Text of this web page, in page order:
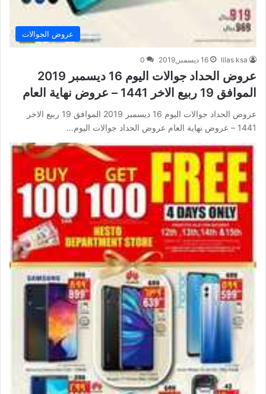
عروض الجوالات
lilas ksa 16 ديسمبر,2019 0
عروض الحداد جوالات اليوم 16 ديسمبر 2019
الموافق 19 ربيع الاخر 1441 – عروض نهاية العام
عروض الحداد جوالات اليوم 16 ديسمبر 2019 الموافق 19 ربيع الاخر
1441 – عروض نهاية العام عروض الحداد جوالات اليوم…